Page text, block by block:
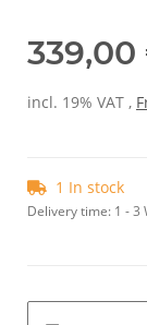
incl. 19% VAT ,
1 In stock
Delivery time: 1 - 3